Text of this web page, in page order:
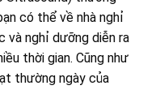
có thể về nhà nghỉ
và nghỉ dưỡng diễn ra
thời gian. Cũng như
thường ngày của